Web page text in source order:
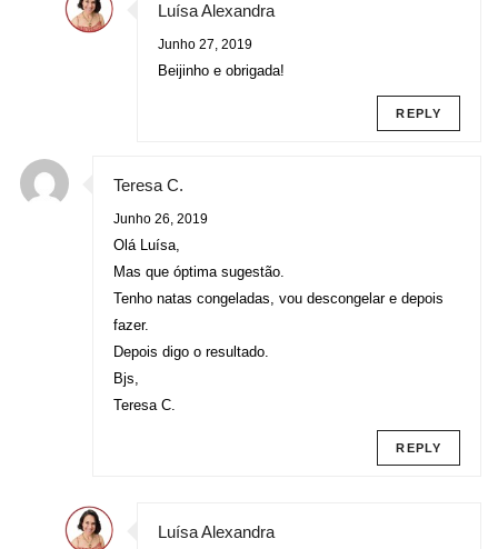
Luísa Alexandra
Junho 27, 2019
Beijinho e obrigada!
REPLY
Teresa C.
Junho 26, 2019
Olá Luísa,
Mas que óptima sugestão.
Tenho natas congeladas, vou descongelar e depois
fazer.
Depois digo o resultado.
Bjs,
Teresa C.
REPLY
Luísa Alexandra